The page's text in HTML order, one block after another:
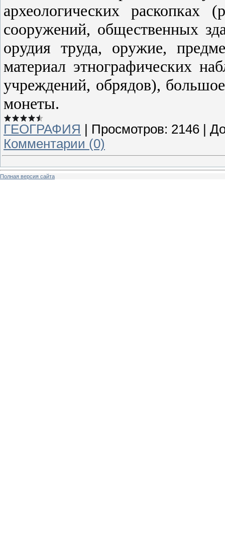
археологических раскопках
сооружений, общественных
орудия труда, оружие,
материал этнографических
учреждений, обрядов),
монеты.
ГЕОГРАФИЯ Просмотров: 2146
Комментарии (0)
Полная версия сайта